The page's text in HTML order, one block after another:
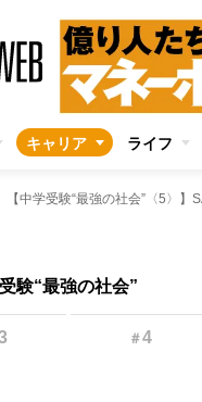
キャリア ライフ
験“最強の社会”
＃4